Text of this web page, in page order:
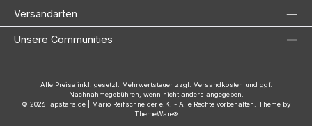
Versandarten
Unsere Communities
Alle Preise inkl. gesetzl. Mehrwertsteuer zzgl. Versandkosten und ggf.
Nachnahmegebühren, wenn nicht anders angegeben.
© 2026 lapstars.de | Mario Reifschneider e.K. - Alle Rechte vorbehalten. Theme by
ThemeWare®